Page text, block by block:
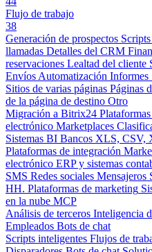
Flujo de trabajo
38
Generación de prospectos
llamadas Detalles del CRM
reservaciones Lealtad del cliente
Envíos Automatización Informes
Sitios de varias páginas Páginas
de la página de destino Otro
Migración a Bitrix24
electrónico Marketplaces
Sistemas BI Bancos XLS, CSV,
Plataformas de integración
electrónico ERP y sistemas
SMS Redes sociales Mensajeros
HH. Plataformas de marketing
en la nube MCP
Análisis de terceros Inteligencia
Empleados Bots de chat
Scripts inteligentes Flujos de